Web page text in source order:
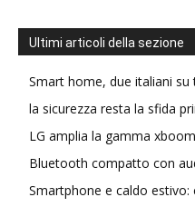
Ultimi articoli della sezione
Smart home, due italiani
la sicurezza resta la sfida
LG amplia la gamma
Bluetooth compatto con
Smartphone e caldo